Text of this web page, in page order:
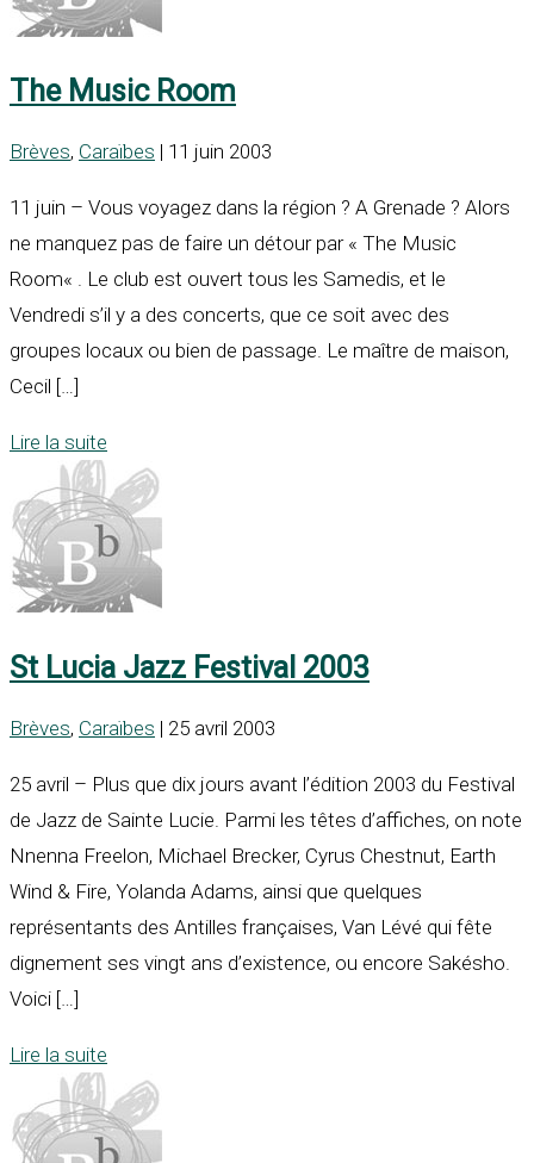
The Music Room
Brèves, Caraïbes | 11 juin 2003
11 juin – Vous voyagez dans la région ? A Grenade ? Alors
ne manquez pas de faire un détour par « The Music
Room« . Le club est ouvert tous les Samedis, et le
Vendredi s’il y a des concerts, que ce soit avec des
groupes locaux ou bien de passage. Le maître de maison,
Cecil […]
Lire la suite
St Lucia Jazz Festival 2003
Brèves, Caraïbes | 25 avril 2003
25 avril – Plus que dix jours avant l’édition 2003 du Festival
de Jazz de Sainte Lucie. Parmi les têtes d’affiches, on note
Nnenna Freelon, Michael Brecker, Cyrus Chestnut, Earth
Wind & Fire, Yolanda Adams, ainsi que quelques
représentants des Antilles françaises, Van Lévé qui fête
dignement ses vingt ans d’existence, ou encore Sakésho.
Voici […]
Lire la suite